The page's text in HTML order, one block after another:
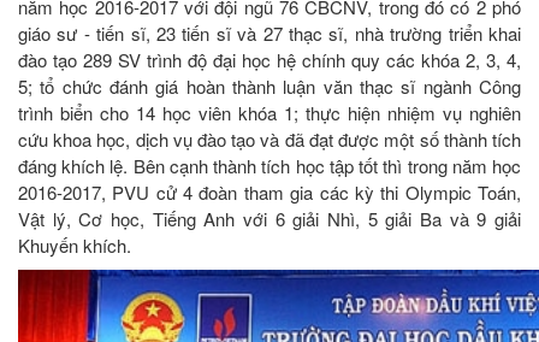
năm học 2016-2017 với đội ngũ 76 CBCNV, trong đó có 2 phó
giáo sư - tiến sĩ, 23 tiến sĩ và 27 thạc sĩ, nhà trường triển khai
đào tạo 289 SV trình độ đại học hệ chính quy các khóa 2, 3, 4,
5; tổ chức đánh giá hoàn thành luận văn thạc sĩ ngành Công
trình biển cho 14 học viên khóa 1; thực hiện nhiệm vụ nghiên
cứu khoa học, dịch vụ đào tạo và đã đạt được một số thành tích
đáng khích lệ. Bên cạnh thành tích học tập tốt thì trong năm học
2016-2017, PVU cử 4 đoàn tham gia các kỳ thi Olympic Toán,
Vật lý, Cơ học, Tiếng Anh với 6 giải Nhì, 5 giải Ba và 9 giải
Khuyến khích.